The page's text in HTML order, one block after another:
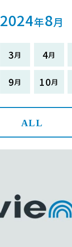
2024年8月
3 4
9 10
ALL